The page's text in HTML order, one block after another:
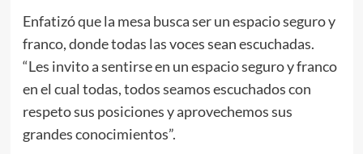
Enfatizó que la mesa busca ser un espacio seguro y
franco, donde todas las voces sean escuchadas.
“Les invito a sentirse en un espacio seguro y franco
en el cual todas, todos seamos escuchados con
respeto sus posiciones y aprovechemos sus
grandes conocimientos”.